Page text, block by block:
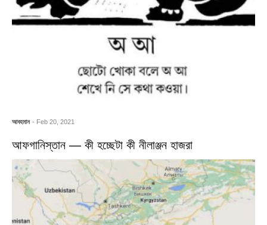
আবহমান - Feb 20, 2021
আফগানিস্তান — কী হচ্ছেটা কী নীলাঞ্জন হাজরা